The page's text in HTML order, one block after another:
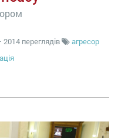
2014 переглядів
агресор